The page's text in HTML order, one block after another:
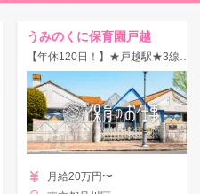
うみのくに保育園戸越
【年休120日！】★戸越駅★3線3駅利用可♪ご家庭と保育園がつながり、よりそう保育を行う認証園！
月給20万円〜